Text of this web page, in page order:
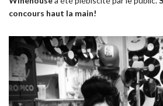
concours haut la main!